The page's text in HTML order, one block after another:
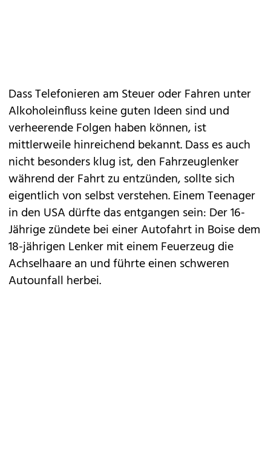
Dass Telefonieren am Steuer oder Fahren unter
Alkoholeinfluss keine guten Ideen sind und
verheerende Folgen haben können, ist
mittlerweile hinreichend bekannt. Dass es auch
nicht besonders klug ist, den Fahrzeuglenker
während der Fahrt zu entzünden, sollte sich
eigentlich von selbst verstehen. Einem Teenager
in den USA dürfte das entgangen sein: Der 16-
Jährige zündete bei einer Autofahrt in Boise dem
18-jährigen Lenker mit einem Feuerzeug die
Achselhaare an und führte einen schweren
Autounfall herbei.